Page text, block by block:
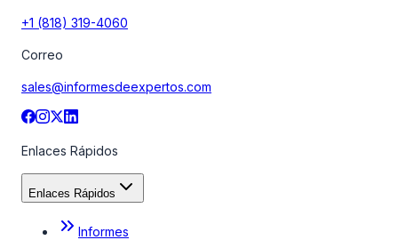
+1 (818) 319-4060
Correo
sales@informesdeexpertos.com
Enlaces Rápidos
Enlaces Rápidos
Informes